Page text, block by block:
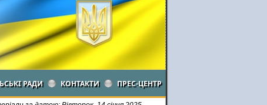
РАДИ КОНТАКТИ ПРЕС-ЦЕНТР